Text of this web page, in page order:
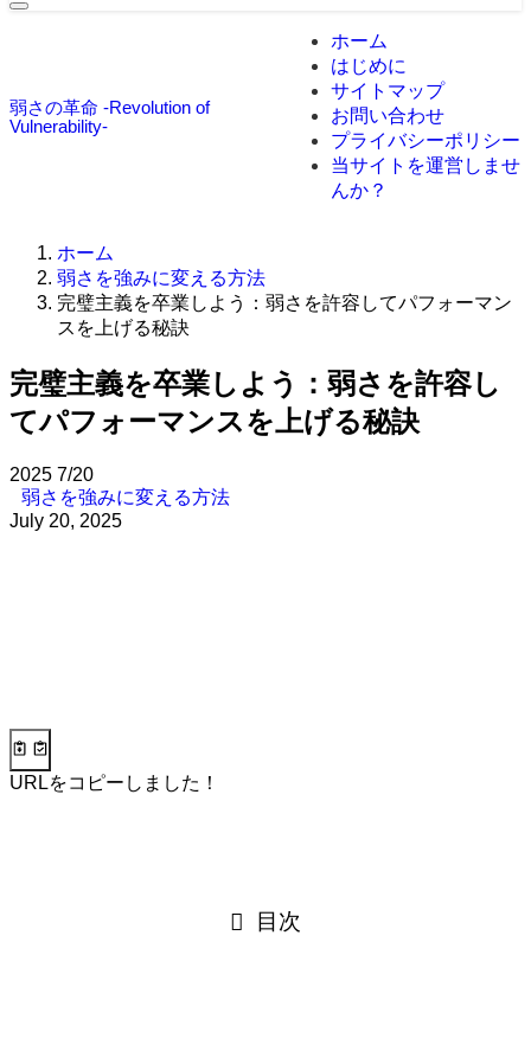
弱さの革命 -Revolution of
Vulnerability-
ホーム
はじめに
サイトマップ
お問い合わせ
プライバシーポリシー
当サイトを運営しませ
んか？
ホーム
弱さを強みに変える方法
完璧主義を卒業しよう：弱さを許容してパフォーマン
スを上げる秘訣
完璧主義を卒業しよう：弱さを許容し
てパフォーマンスを上げる秘訣
2025 7/20
弱さを強みに変える方法
July 20, 2025
URLをコピーしました！
目次